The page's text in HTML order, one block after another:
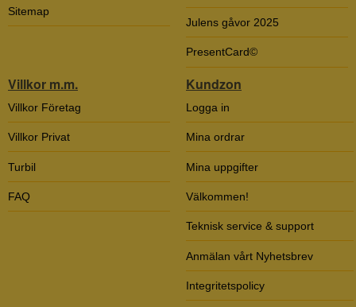
Sitemap
Julens gåvor 2025
PresentCard©
Villkor m.m.
Villkor Företag
Villkor Privat
Turbil
FAQ
Kundzon
Logga in
Mina ordrar
Mina uppgifter
Välkommen!
Teknisk service & support
Anmälan vårt Nyhetsbrev
Integritetspolicy